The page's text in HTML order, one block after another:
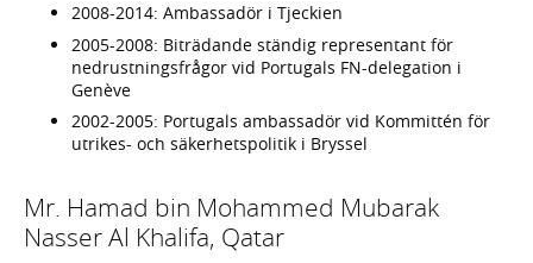
2008-2014: Ambassadör i Tjeckien
2005-2008: Biträdande ständig representant för
nedrustningsfrågor vid Portugals FN-delegation i
Genève
2002-2005: Portugals ambassadör vid Kommittén för
utrikes- och säkerhetspolitik i Bryssel
Mr. Hamad bin Mohammed Mubarak
Nasser Al Khalifa, Qatar